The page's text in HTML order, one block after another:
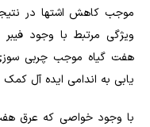
موجب کاهش اشتها در
ویژگی مرتبط با وجود
هفت گیاه موجب چربی
یابی به اندامی ایده آل
با وجود خواصی که عرق هفت